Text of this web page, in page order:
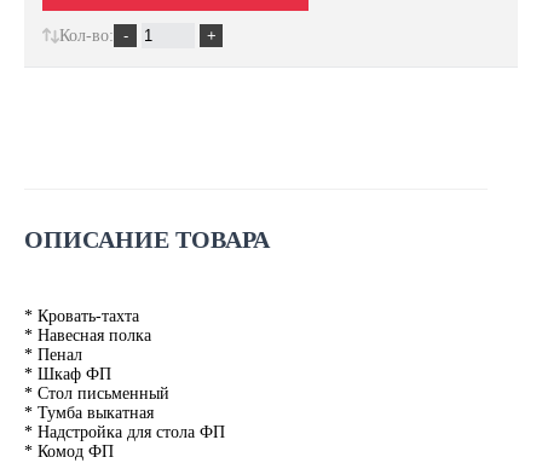
ОПИСАНИЕ ТОВАРА
* Кровать-тахта
* Навесная полка
* Пенал
* Шкаф ФП
* Стол письменный
* Тумба выкатная
* Надстройка для стола ФП
* Комод ФП
Кол-во: